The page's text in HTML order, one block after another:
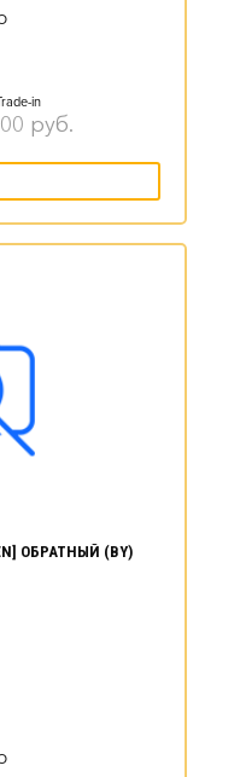
in
руб.
ОБРАТНЫЙ (BY)